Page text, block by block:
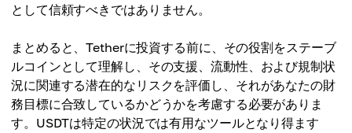
として信頼すべきではありません。
まとめると、Tetherに投資する前に、その役割をステーブ
ルコインとして理解し、その支援、流動性、および規制状
況に関連する潜在的なリスクを評価し、それがあなたの財
務目標に合致しているかどうかを考慮する必要がありま
す。USDTは特定の状況では有用なツールとなり得ます